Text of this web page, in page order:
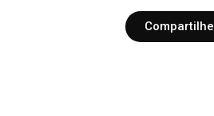
Compartilhe